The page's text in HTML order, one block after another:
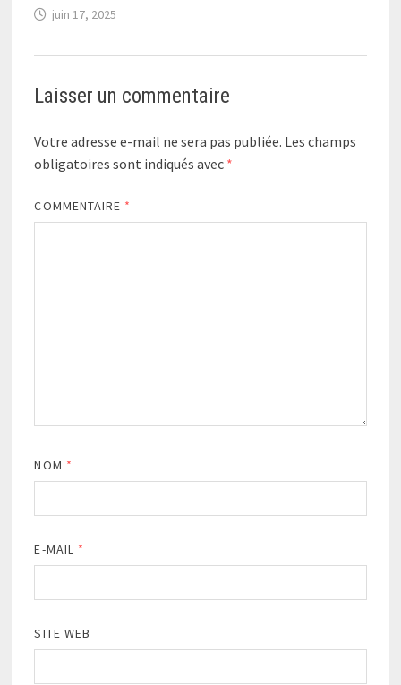
juin 17, 2025
Laisser un commentaire
Votre adresse e-mail ne sera pas publiée. Les champs
obligatoires sont indiqués avec *
COMMENTAIRE *
NOM *
E-MAIL *
SITE WEB